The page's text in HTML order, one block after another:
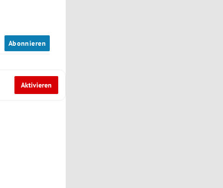
Abonnieren
Aktivieren